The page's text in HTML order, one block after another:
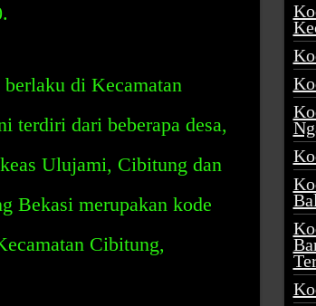
di Kecamatan
terdiri dari beberapa desa,
Ulujami, Cibitung dan
Bekasi merupakan kode
Cibitung,